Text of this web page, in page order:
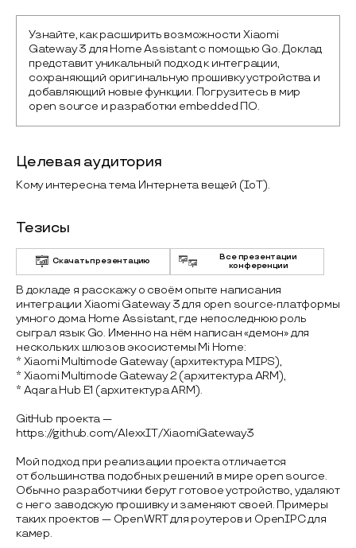
Узнайте, как расширить возможности Xiaomi
Gateway 3 для Home Assistant с помощью Go. Доклад
представит уникальный подход к интеграции,
сохраняющий оригинальную прошивку устройства и
добавляющий новые функции. Погрузитесь в мир
open source и разработки embedded ПО.
Целевая аудитория
Кому интересна тема Интернета вещей (IoT).
Тезисы
Скачать презентацию
Все презентации
конференции
В докладе я расскажу о своём опыте написания
интеграции Xiaomi Gateway 3 для open source-платформы
умного дома Home Assistant, где непоследнюю роль
сыграл язык Go. Именно на нём написан «демон» для
нескольких шлюзов экосистемы Mi Home:
* Xiaomi Multimode Gateway (архитектура MIPS),
* Xiaomi Multimode Gateway 2 (архитектура ARM),
* Aqara Hub E1 (архитектура ARM).
GitHub проекта —
https://github.com/AlexxIT/XiaomiGateway3
Мой подход при реализации проекта отличается
от большинства подобных решений в мире open source.
Обычно разработчики берут готовое устройство, удаляют
с него заводскую прошивку и заменяют своей. Примеры
таких проектов — OpenWRT для роутеров и OpenIPC для
камер.